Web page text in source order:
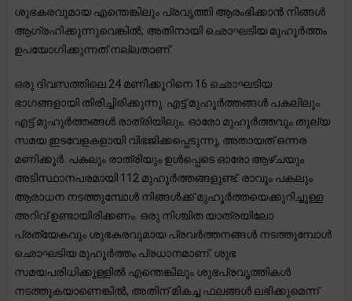
ശുഭകരവുമായ എന്തെങ്കിലും പ്രവൃത്തി ആരംഭിക്കാൻ നിങ്ങൾ
ആഗ്രഹിക്കുന്നുവെങ്കിൽ, അതിനായി ഛൊഘടിയ മുഹൂർത്തം
ഉപയോഗിക്കുന്നത് നല്ലതാണ്.
ഒരു ദിവസത്തിലെ 24 മണിക്കൂറിനെ 16 ഛൊഘടിയ
ഭാഗങ്ങളായി തിരിച്ചിരിക്കുന്നു. എട്ട് മുഹൂർത്തങ്ങൾ പകലിലും
എട്ട് മുഹൂർത്തങ്ങൾ രാത്രിയിലും. ഓരോ മുഹൂർത്തവും തുല്യ
സമയ ഇടവേളകളായി വിഭജിക്കപ്പെടുന്നു, അതായത് ഒന്നര
മണിക്കൂർ. പകലും രാത്രിയും ഉൾപ്പെടെ ഓരോ ആഴ്ചയും
അടിസ്ഥാനപരമായി 112 മുഹൂർത്തങ്ങളുണ്ട്. രാവും പകലും
ആരാധന നടത്തുമ്പോൾ നിങ്ങൾക്ക് മുഹൂർത്തയെക്കുറിച്ചുള്ള
അറിവ് ഉണ്ടായിരിക്കണം. ഒരു നിശ്ചിത യാത്രയിലോ
പ്രത്യേകവും ശുഭകരവുമായ പ്രവർത്തനങ്ങൾ നടത്തുമ്പോൾ
ഛൊഘടിയ മുഹൂർത്തം പ്രധാനമാണ്. ശുഭ
സമയപരിധിക്കുള്ളിൽ എന്തെങ്കിലും ശുഭപ്രവൃത്തികൾ
നടത്തുകയാണെങ്കിൽ, അതിന് മികച്ച ഫലങ്ങൾ ലഭിക്കുമെന്ന്